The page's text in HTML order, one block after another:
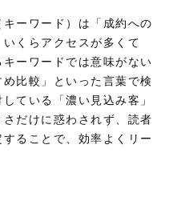
ーワード）は「成約への
くらアクセスが多くて
ーワードでは意味がない
比較」といった言葉で検
ている「濃い見込み客」
だけに惑わされず、読者
ることで、効率よくリー